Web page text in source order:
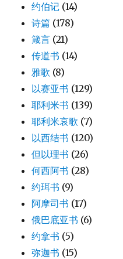
约伯记 (14)
诗篇 (178)
箴言 (21)
传道书 (14)
雅歌 (8)
以赛亚书 (129)
耶利米书 (139)
耶利米哀歌 (7)
以西结书 (120)
但以理书 (26)
何西阿书 (28)
约珥书 (9)
阿摩司书 (17)
俄巴底亚书 (6)
约拿书 (5)
弥迦书 (15)